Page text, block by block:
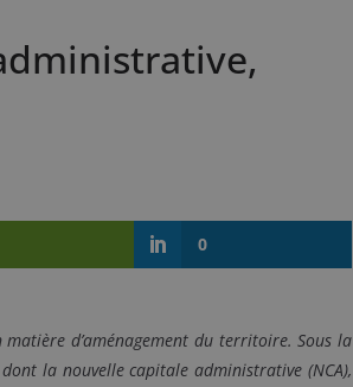
0
matière d’aménagement du territoire. Sous la
la nouvelle capitale administrative (NCA),